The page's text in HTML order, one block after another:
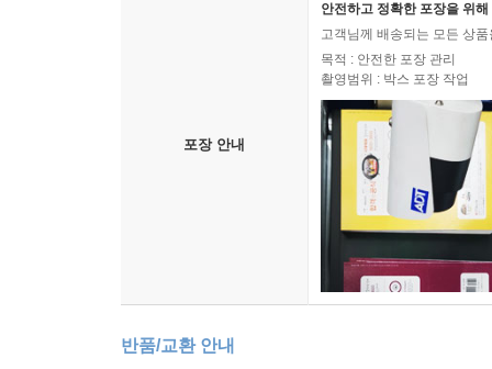
포장 안내
안전하고 정확한 포장을 위
고객님께 배송되는 모든 상
목적 : 안전한 포장 관리
촬영범위 : 박스 포장 작업
반품/교환 안내